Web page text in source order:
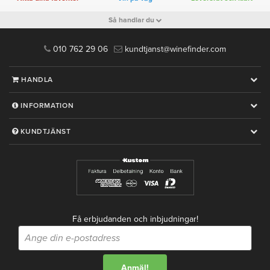
Så handlar du
010 762 29 06 kundtjanst@winefinder.com
HANDLA
INFORMATION
KUNDTJÄNST
Få erbjudanden och inbjudningar!